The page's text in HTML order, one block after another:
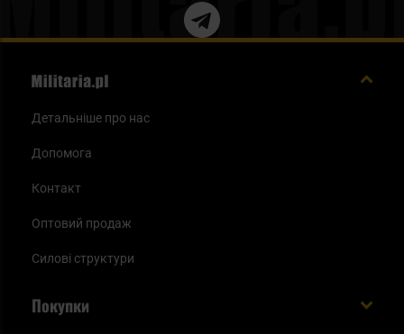
Детальніше про нас
Допомога
Контакт
Оптовий продаж
Силові структури
Покупки